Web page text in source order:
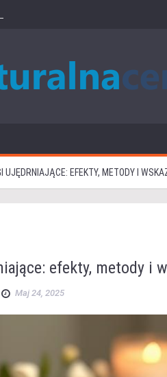
UJĘDRNIAJĄCE: EFEKTY, METODY I
efekty, metody i
Maj 24, 2025